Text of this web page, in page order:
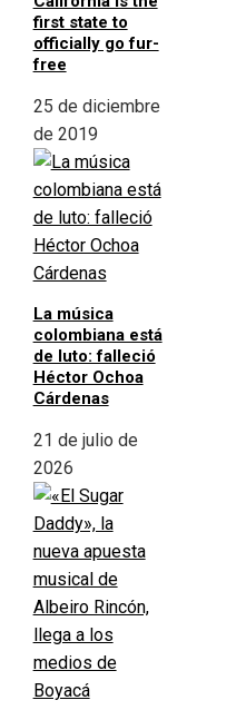
first state to
officially go fur-
free
25 de diciembre
de 2019
La música
colombiana está
de luto: falleció
Héctor Ochoa
Cárdenas
21 de julio de
2026